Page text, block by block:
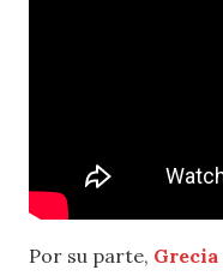
Por su parte, Grecia